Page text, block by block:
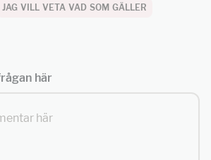
JAG VILL VETA VAD SOM GÄLLER
här